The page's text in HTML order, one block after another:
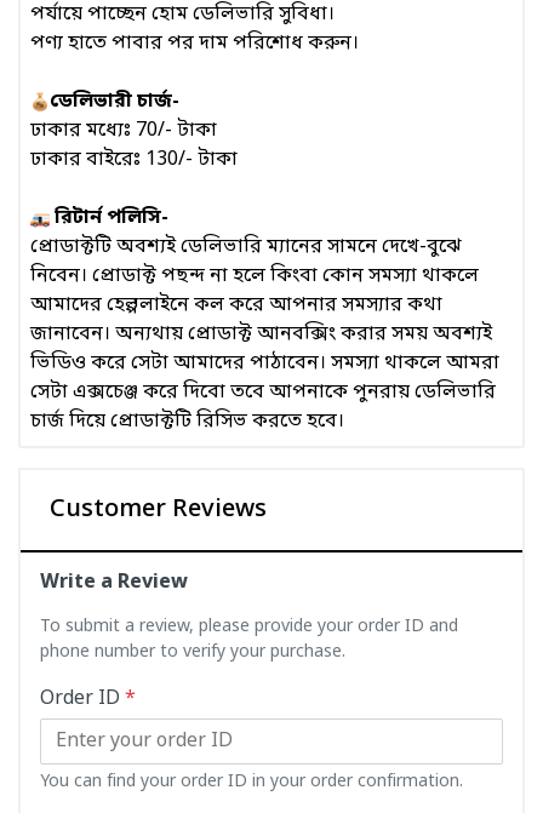
পর্যায়ে পাচ্ছেন হোম ডেলিভারি সুবিধা।
পণ্য হাতে পাবার পর দাম পরিশোধ করুন।
ডেলিভারী চার্জ-
ঢাকার মধ্যেঃ 70/- টাকা
ঢাকার বাইরেঃ 130/- টাকা
রিটার্ন পলিসি-
প্রোডাক্টটি অবশ্যই ডেলিভারি ম্যানের সামনে দেখে-বুঝে
নিবেন। প্রোডাক্ট পছন্দ না হলে কিংবা কোন সমস্যা থাকলে
আমাদের হেল্পলাইনে কল করে আপনার সমস্যার কথা
জানাবেন। অন্যথায় প্রোডাক্ট আনবক্সিং করার সময় অবশ্যই
ভিডিও করে সেটা আমাদের পাঠাবেন। সমস্যা থাকলে আমরা
সেটা এক্সচেঞ্জ করে দিবো তবে আপনাকে পুনরায় ডেলিভারি
চার্জ দিয়ে প্রোডাক্টটি রিসিভ করতে হবে।
Customer Reviews
Write a Review
To submit a review, please provide your order ID and
phone number to verify your purchase.
Order ID *
You can find your order ID in your order confirmation.